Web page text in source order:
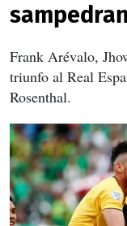
Frank Arévalo,
triunfo al Real
Rosenthal.